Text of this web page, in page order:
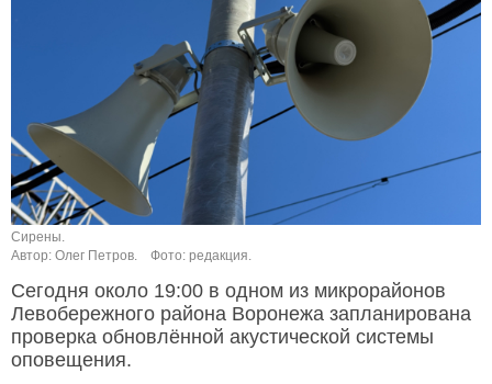
Сирены.
Автор: Олег Петров.
Фото: редакция.
Сегодня около 19:00 в одном из микрорайонов
Левобережного района Воронежа запланирована
проверка обновлённой акустической системы
оповещения.